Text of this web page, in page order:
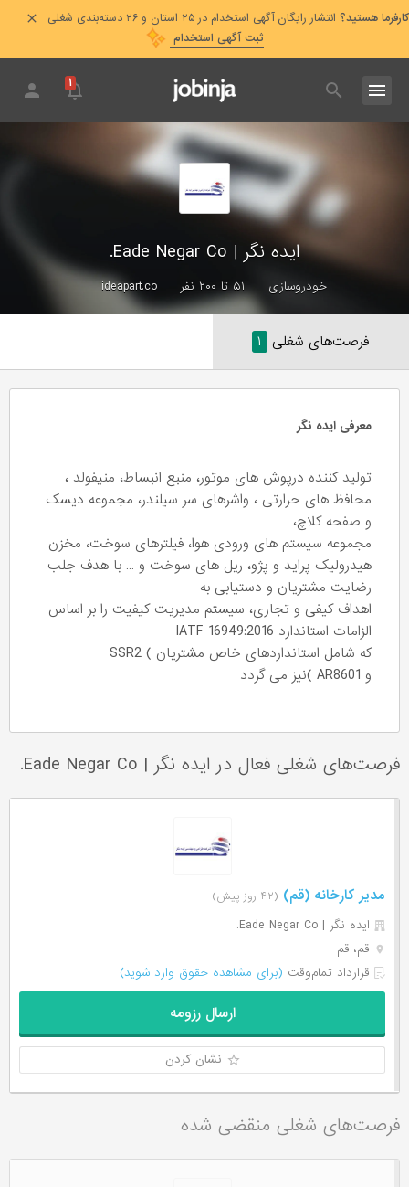
کارفرما هستید؟ انتشار رایگان آگهی استخدام در ۲۵ استان و ۲۶ دسته‌بندی شغلی
ثبت آگهی استخدام
۱
ایده نگر |
خودروسازی ۵۱ تا ۲۰۰ نفر ideapart.co
فرصت‌های شغلی ۱
معرفی ایده نگر
تولید کننده درپوش های موتور، منبع انبساط، منیفولد ،
محافظ های حرارتی ، واشرهای سر سیلندر، مجموعه دیسک
و صفحه کلاچ،
مجموعه سیستم های ورودی هوا، فیلترهای سوخت، مخزن
هیدرولیک پراید و پژو، ریل های سوخت و … با هدف جلب
رضایت مشتریان و دستیابی به
اهداف کیفی و تجاری، سیستم مدیریت کیفیت را بر اساس
الزامات استاندارد IATF 16949:2016
که شامل استانداردهای خاص مشتریان ) SSR2
و AR8601 )نیز می گردد
فرصت‌های شغلی فعال در ایده نگر |
مدیر کارخانه (قم) (۴۲ روز پیش)
ایده نگر | Eade Negar Co.
قم، قم
قرارداد تمام‌وقت (برای مشاهده حقوق وارد شوید)
ارسال رزومه
نشان کردن
فرصت‌های شغلی منقضی شده